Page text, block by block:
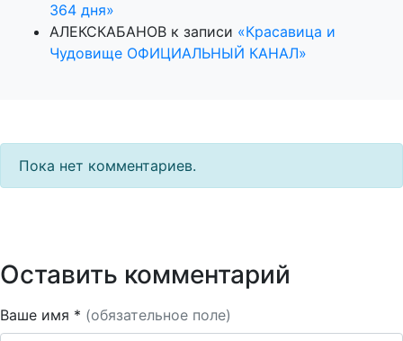
364 дня»
АЛЕКСКАБАНОВ к записи «Красавица и
Чудовище ОФИЦИАЛЬНЫЙ КАНАЛ»
Пока нет комментариев.
Оставить комментарий
Ваше имя * (обязательное поле)